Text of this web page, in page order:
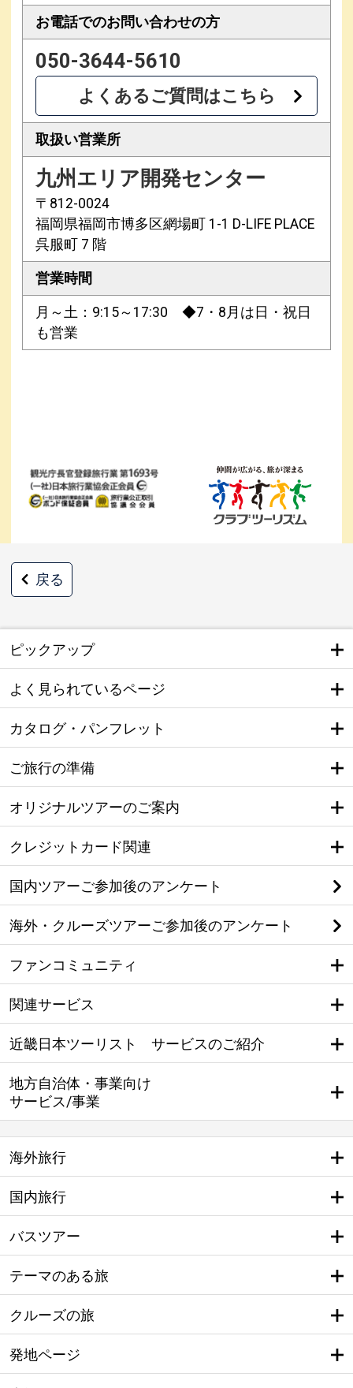
お電話でのお問い合わせの方
050-3644-5610
よくあるご質問はこちら
取扱い営業所
九州エリア開発センター
〒812-0024
福岡県福岡市博多区網場町 1-1 D-LIFE PLACE
呉服町 7 階
営業時間
月～土：9:15～17:30 ◆7・8月は日・祝日
も営業
戻る
ピックアップ
よく見られているページ
カタログ・パンフレット
ご旅行の準備
オリジナルツアーのご案内
クレジットカード関連
国内ツアーご参加後のアンケート
海外・クルーズツアーご参加後のアンケート
ファンコミュニティ
関連サービス
近畿日本ツーリスト サービスのご紹介
地方自治体・事業向け
サービス/事業
海外旅行
国内旅行
バスツアー
テーマのある旅
クルーズの旅
発地ページ